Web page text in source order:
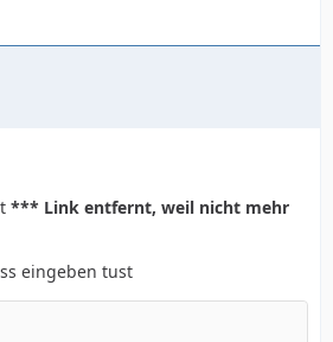
*** Link entfernt, weil nicht mehr
eingeben tust